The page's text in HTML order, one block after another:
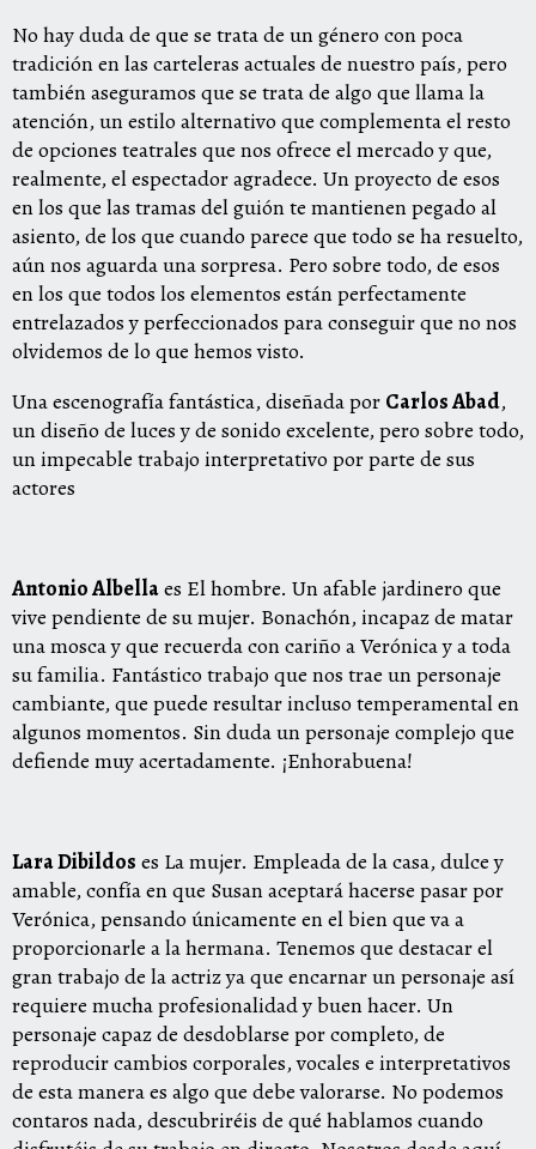
No hay duda de que se trata de un género con poca
tradición en las carteleras actuales de nuestro país, pero
también aseguramos que se trata de algo que llama la
atención, un estilo alternativo que complementa el resto
de opciones teatrales que nos ofrece el mercado y que,
realmente, el espectador agradece. Un proyecto de esos
en los que las tramas del guión te mantienen pegado al
asiento, de los que cuando parece que todo se ha resuelto,
aún nos aguarda una sorpresa. Pero sobre todo, de esos
en los que todos los elementos están perfectamente
entrelazados y perfeccionados para conseguir que no nos
olvidemos de lo que hemos visto.
Una escenografía fantástica, diseñada por Carlos Abad,
un diseño de luces y de sonido excelente, pero sobre todo,
un impecable trabajo interpretativo por parte de sus
actores
Antonio Albellaes El hombre. Un afable jardinero que
vive pendiente de su mujer. Bonachón, incapaz de matar
una mosca y que recuerda con cariño a Verónica y a toda
su familia. Fantástico trabajo que nos trae un personaje
cambiante, que puede resultar incluso temperamental en
algunos momentos. Sin duda un personaje complejo que
defiende muy acertadamente. ¡Enhorabuena!
Lara Dibildos es La mujer. Empleada de la casa, dulce y
amable, confía en que Susan aceptará hacerse pasar por
Verónica, pensando únicamente en el bien que va a
proporcionarle a la hermana. Tenemos que destacar el
gran trabajo de la actriz ya que encarnar un personaje así
requiere mucha profesionalidad y buen hacer. Un
personaje capaz de desdoblarse por completo, de
reproducir cambios corporales, vocales e interpretativos
de esta manera es algo que debe valorarse. No podemos
contaros nada, descubriréis de qué hablamos cuando